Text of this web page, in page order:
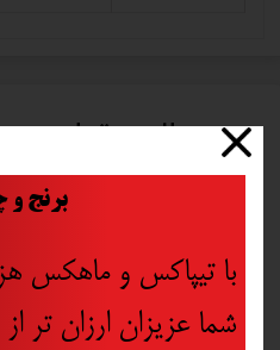
محصولات مرتبط
برنج و
با تیپاکس و ماهکس
شما عزیزان ارزان